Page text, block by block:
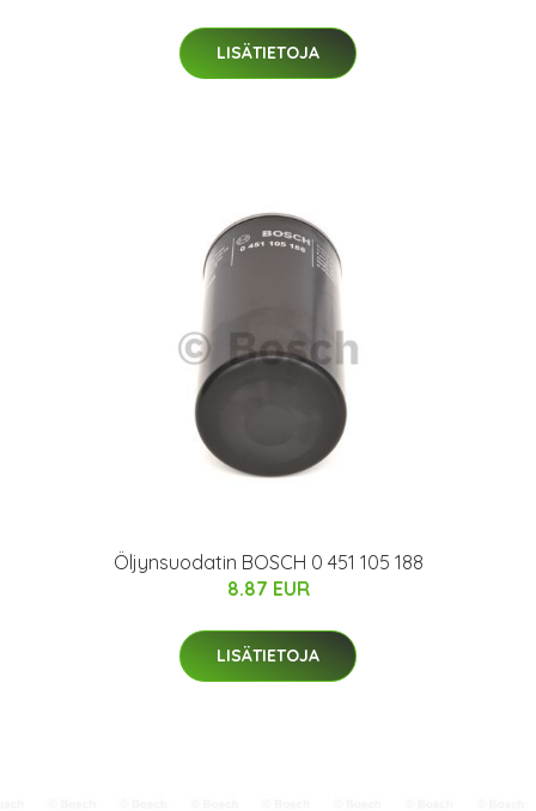
LISÄTIETOJA
Öljynsuodatin BOSCH 0 451 105 188
8.87 EUR
LISÄTIETOJA